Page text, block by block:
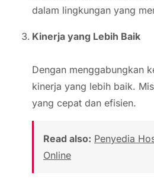
dalam lingkungan yang
Kinerja yang Lebih Baik
Dengan menggabungkan
kinerja yang lebih baik.
yang cepat dan efisien.
Read also: Penyedia
Online